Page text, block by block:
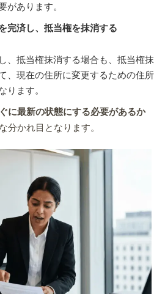
があります。
完済し、抵当権を抹消する
、抵当権抹消する場合も、抵当権抹
、現在の住所に変更するための住所
ります。
に最新の状態にする必要があるか
分かれ目となります。